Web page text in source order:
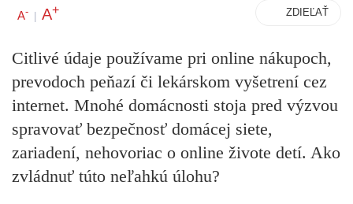
A- | A+ ZDIEĽAŤ
Citlivé údaje používame pri online nákupoch,
prevodoch peňazí či lekárskom vyšetrení cez
internet. Mnohé domácnosti stoja pred výzvou
spravovať bezpečnosť domácej siete,
zariadení, nehovoriac o online živote detí. Ako
zvládnuť túto neľahkú úlohu?